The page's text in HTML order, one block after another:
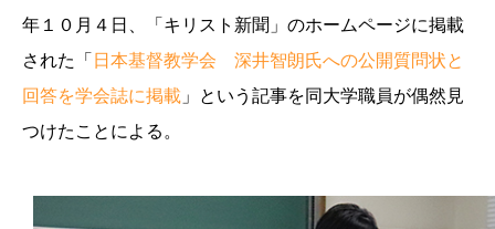
年１０月４日、「キリスト新聞」のホームページに掲載
された「 日本基督教学会 深井智朗氏への公開質問状と
回答を学会誌に掲載 」という記事を同大学職員が偶然見
つけたことによる。